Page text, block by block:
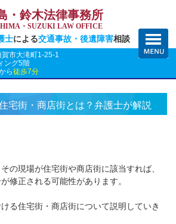
・鈴木法律事務所
・SUZUKI LAW OFFICE
士による交通事故・後遺障害相談
市大滝町1-25-1
ング5階
ら徒歩7分
宅街・商店街とは？弁護士が解説
の現場が住宅街や商店街に該当すれば、
修正される可能性があります。
る住宅街・商店街について説明していき